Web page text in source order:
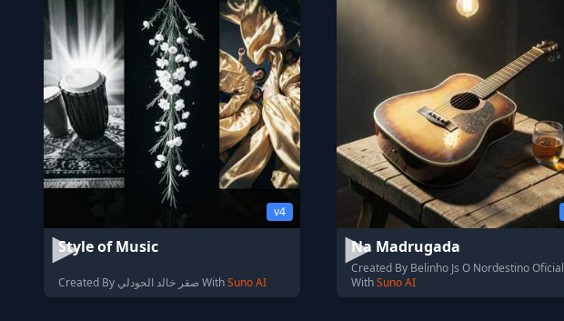
v4
Style of Music
Created By صقر خالد الحودلي WithSuno AI
Na Madrugada
Created By Belinho Js O Nordestino Oficial
WithSuno AI